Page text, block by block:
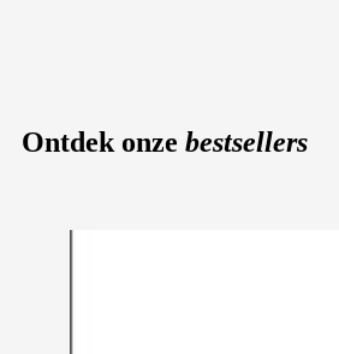
Ontdek onze bestsellers